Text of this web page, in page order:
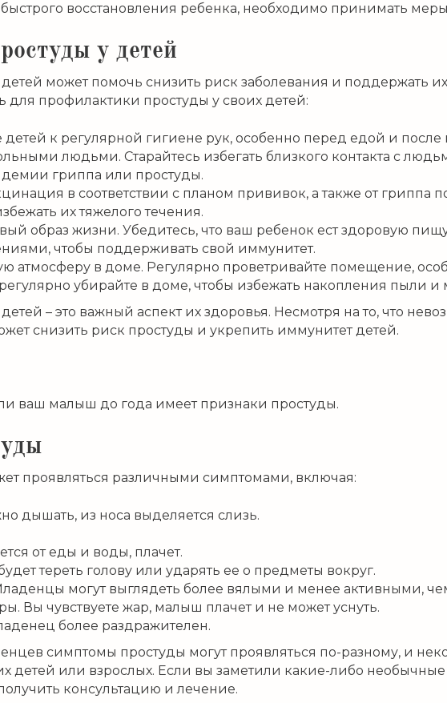
восстановления ребенка, необходимо принимать
у детей
может помочь снизить риск заболевания и поддержать
для профилактики простуды у своих детей:
к регулярной гигиене рук, особенно перед едой и
людьми. Старайтесь избегать близкого контакта с
гриппа или простуды.
в соответствии с планом прививок, а также от гриппа
их тяжелого течения.
образ жизни. Убедитесь, что ваш ребенок ест здоровую
чтобы поддерживать свой иммунитет.
атмосферу в доме. Регулярно проветривайте помещение,
убирайте в доме, чтобы избежать накопления пыли и
– это важный аспект их здоровья. Несмотря на то, что
снизить риск простуды и укрепить иммунитет детей.
ваш малыш до года имеет признаки простуды.
проявляться различными симптомами, включая:
дышать, из носа выделяется слизь.
от еды и воды, плачет.
тереть голову или ударять ее о предметы вокруг.
могут выглядеть более вялыми и менее активными,
Вы чувствуете жар, малыш плачет и не может уснуть.
более раздражителен.
симптомы простуды могут проявляться по-разному, и
детей или взрослых. Если вы заметили какие-либо
консультацию и лечение.